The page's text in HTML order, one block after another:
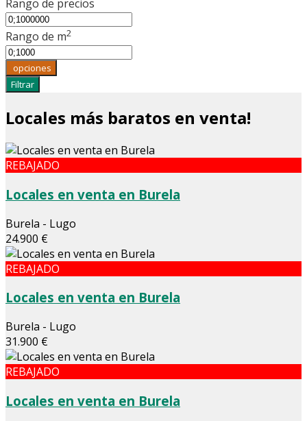
Rango de precios
Rango de m2
opciones
Filtrar
Locales más baratos en venta!
REBAJADO
Locales en venta en Burela
Burela - Lugo
24.900 €
REBAJADO
Locales en venta en Burela
Burela - Lugo
31.900 €
REBAJADO
Locales en venta en Burela